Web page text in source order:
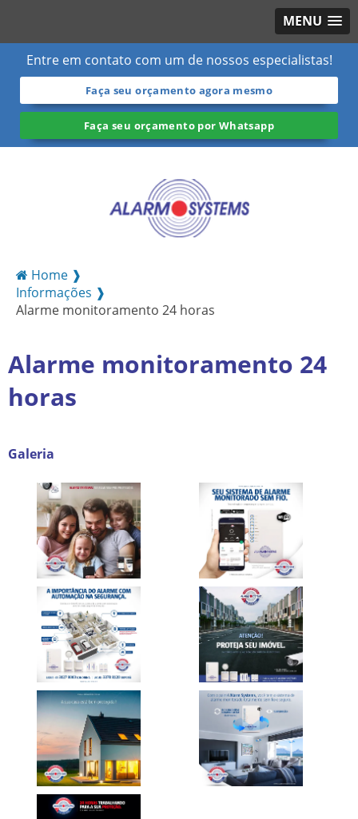
MENU
Entre em contato com um de nossos especialistas!
Faça seu orçamento agora mesmo
Faça seu orçamento por Whatsapp
Home ❱
Informações ❱
Alarme monitoramento 24 horas
Alarme monitoramento 24
horas
Galeria